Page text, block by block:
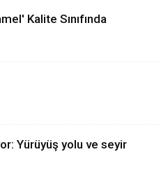
Kalite Sınıfında
Yürüyüş yolu ve seyir